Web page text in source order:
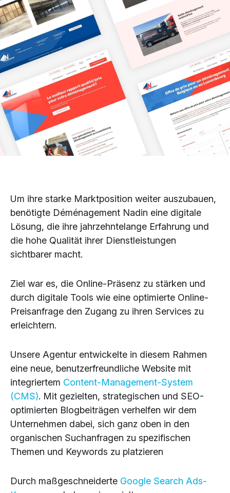
Um ihre starke Marktposition weiter auszubauen,
benötigte Déménagement Nadin eine digitale
Lösung, die ihre jahrzehntelange Erfahrung und
die hohe Qualität ihrer Dienstleistungen
sichtbarer macht.
Ziel war es, die Online-Präsenz zu stärken und
durch digitale Tools wie eine optimierte Online-
Preisanfrage den Zugang zu ihren Services zu
erleichtern.
Unsere Agentur entwickelte in diesem Rahmen
eine neue, benutzerfreundliche Website mit
integriertem Content-Management-System
(CMS). Mit gezielten, strategischen und SEO-
optimierten Blogbeiträgen verhelfen wir dem
Unternehmen dabei, sich ganz oben in den
organischen Suchanfragen zu spezifischen
Themen und Keywords zu platzieren
Durch maßgeschneiderte Google Search Ads-